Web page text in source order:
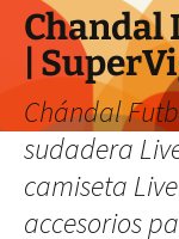
Chandal
|
Chándal
sudadera
camiseta
accesorios